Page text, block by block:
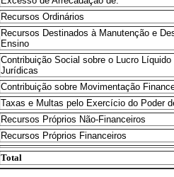
Recursos Ordinários
Recursos Destinados à Manutenção e
Ensino
Contribuição Social sobre o Lucro
Jurídicas
Contribuição sobre Movimentação
Taxas e Multas pelo Exercício do Poder
Recursos Próprios Não-Financeiros
Recursos Próprios Financeiros
Total